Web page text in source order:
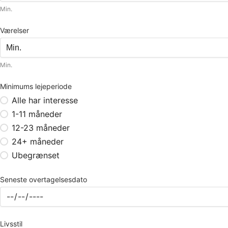
Min.
Værelser
Min.
Minimums lejeperiode
Alle har interesse
1-11 måneder
12-23 måneder
24+ måneder
Ubegrænset
Seneste overtagelsesdato
Livsstil